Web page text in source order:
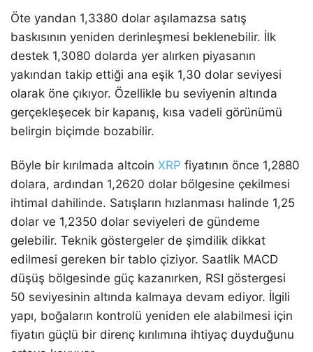
Öte yandan 1,3380 dolar aşılamazsa satış
baskısının yeniden derinleşmesi beklenebilir. İlk
destek 1,3080 dolarda yer alırken piyasanın
yakından takip ettiği ana eşik 1,30 dolar seviyesi
olarak öne çıkıyor. Özellikle bu seviyenin altında
gerçekleşecek bir kapanış, kısa vadeli görünümü
belirgin biçimde bozabilir.
Böyle bir kırılmada altcoin XRP fiyatının önce 1,2880
dolara, ardından 1,2620 dolar bölgesine çekilmesi
ihtimal dahilinde. Satışların hızlanması halinde 1,25
dolar ve 1,2350 dolar seviyeleri de gündeme
gelebilir. Teknik göstergeler de şimdilik dikkat
edilmesi gereken bir tablo çiziyor. Saatlik MACD
düşüş bölgesinde güç kazanırken, RSI göstergesi
50 seviyesinin altında kalmaya devam ediyor. İlgili
yapı, boğaların kontrolü yeniden ele alabilmesi için
fiyatın güçlü bir direnç kırılımına ihtiyaç duyduğunu